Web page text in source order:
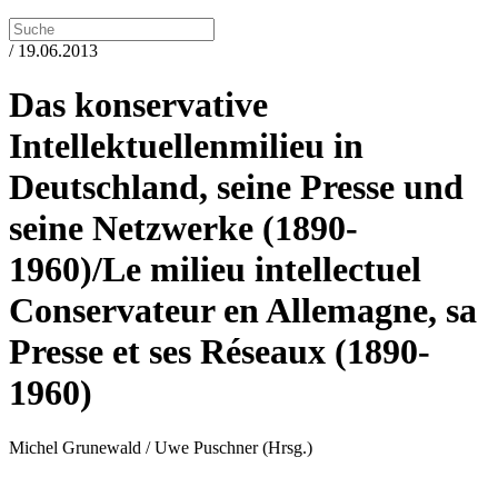
/ 19.06.2013
Das konservative
Intellektuellenmilieu in
Deutschland, seine Presse und
seine Netzwerke (1890-
1960)/Le milieu intellectuel
Conservateur en Allemagne, sa
Presse et ses Réseaux (1890-
1960)
Michel Grunewald / Uwe Puschner(Hrsg.)